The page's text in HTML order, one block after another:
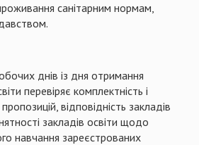
санітарним нормам,
днів із дня отримання
перевіряє комплектність і
відповідність закладів
закладів освіти щодо
навчання зареєстрованих